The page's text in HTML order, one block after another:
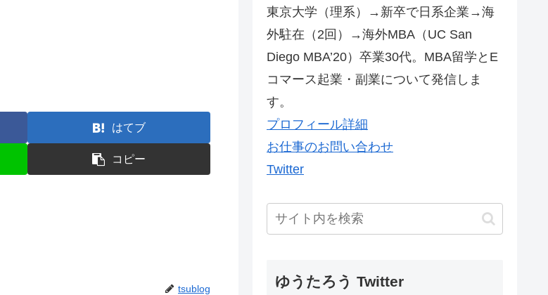
はてブ
コピー
tsublog
東京大学（理系）→新卒で日系企業→海
外駐在（2回）→海外MBA（UC San
Diego MBA’20）卒業30代。MBA留学とE
コマース起業・副業について発信しま
す。
プロフィール詳細
お仕事のお問い合わせ
Twitter
ゆうたろう Twitter